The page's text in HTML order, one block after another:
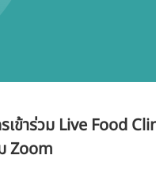
ข้าร่วม Live Food
Zoom